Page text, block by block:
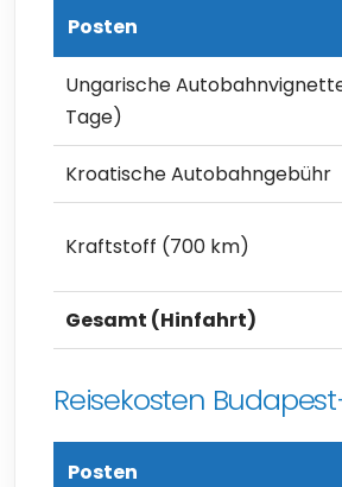
Posten
Ungarische
Tage)
Kroatische Autobahngebühr
Kraftstoff (700 km)
Gesamt (Hinfahrt)
Reisekosten
Posten